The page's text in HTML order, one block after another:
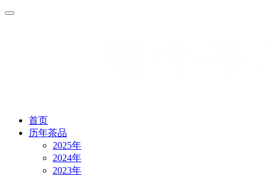
首页
历年茶品
2025年
2024年
2023年